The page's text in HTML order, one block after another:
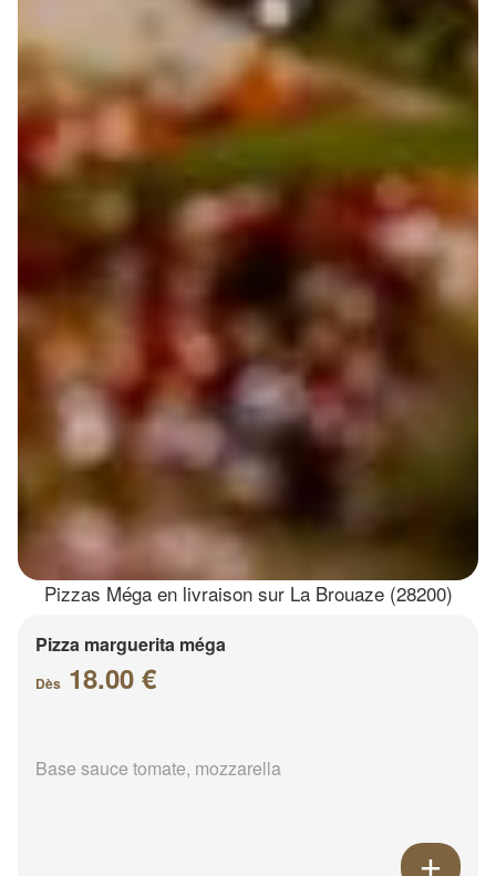
Pizzas Méga en livraison sur La Brouaze (28200)
Pizza marguerita méga
Dès 18.00 €
Base sauce tomate, mozzarella